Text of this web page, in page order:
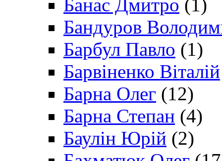
Банас Дмитро (1)
Бандуров
Барбул Павло (1)
Барвіненко Віталій
Барна Олег (12)
Барна Степан (4)
Баулін Юрій (2)